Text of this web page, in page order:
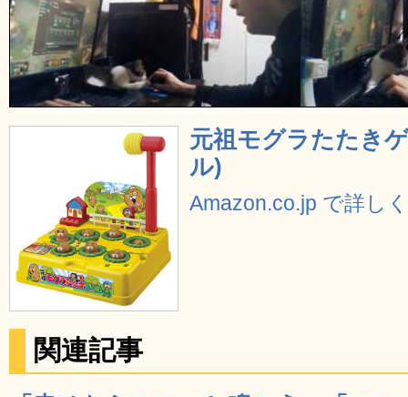
元祖モグラたたき
ル)
Amazon.co.jp で詳し
関連記事